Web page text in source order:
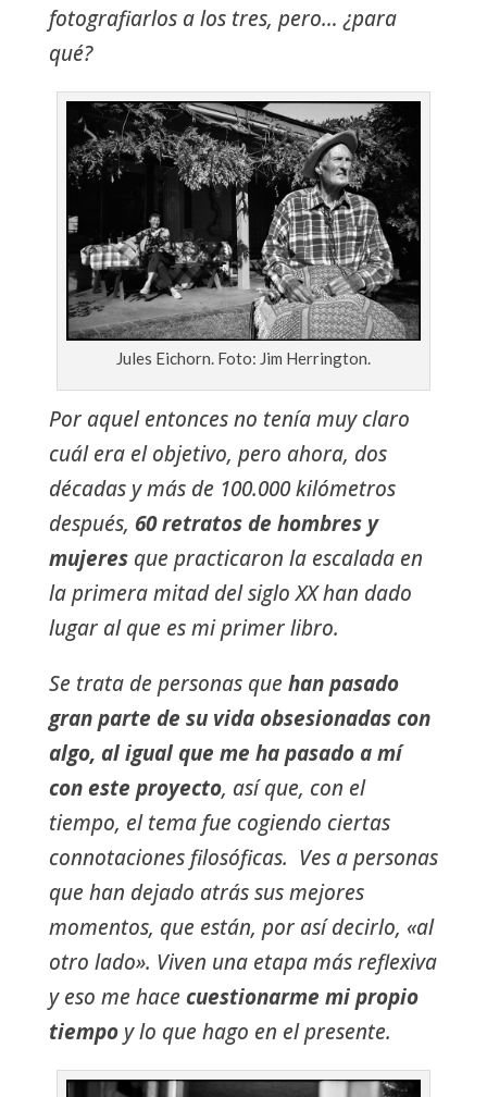
fotografiarlos a los tres, pero… ¿para
qué?
Jules Eichorn. Foto: Jim Herrington.
Por aquel entonces no tenía muy claro
cuál era el objetivo, pero ahora, dos
décadas y más de 100.000 kilómetros
después, 60 retratos de hombres y
mujeresque practicaron la escalada en
la primera mitad del siglo XX han dado
lugar al que es mi primer libro.
Se trata de personas quehan pasado
gran parte de su vida obsesionadas con
algo, al igual que me ha pasado a mí
con este proyecto, así que, con el
tiempo, el tema fue cogiendo ciertas
connotaciones filosóficas. Ves a personas
que han dejado atrás sus mejores
momentos, que están, por así decirlo, «al
otro lado». Viven una etapa más reflexiva
y eso me hacecuestionarme mi propio
tiempoy lo que hago en el presente.